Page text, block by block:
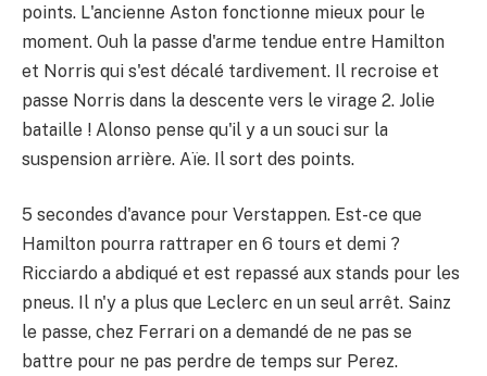
points. L'ancienne Aston fonctionne mieux pour le
moment. Ouh la passe d'arme tendue entre Hamilton
et Norris qui s'est décalé tardivement. Il recroise et
passe Norris dans la descente vers le virage 2. Jolie
bataille ! Alonso pense qu'il y a un souci sur la
suspension arrière. Aïe. Il sort des points.
5 secondes d'avance pour Verstappen. Est-ce que
Hamilton pourra rattraper en 6 tours et demi ?
Ricciardo a abdiqué et est repassé aux stands pour les
pneus. Il n'y a plus que Leclerc en un seul arrêt. Sainz
le passe, chez Ferrari on a demandé de ne pas se
battre pour ne pas perdre de temps sur Perez.